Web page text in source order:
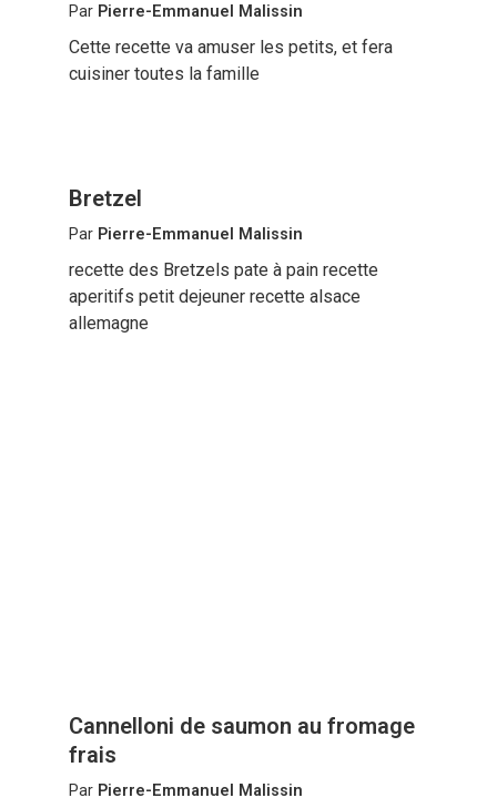
Par Pierre-Emmanuel Malissin
Cette recette va amuser les petits, et fera
cuisiner toutes la famille
Bretzel
Par Pierre-Emmanuel Malissin
recette des Bretzels pate à pain recette
aperitifs petit dejeuner recette alsace
allemagne
Cannelloni de saumon au fromage
frais
Par Pierre-Emmanuel Malissin